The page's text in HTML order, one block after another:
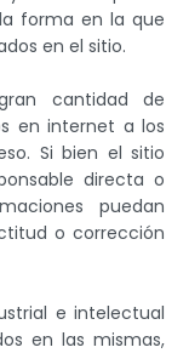
forma en la que
en el sitio.
cantidad de
en internet a los
Si bien el sitio
directa o
puedan
o corrección
e intelectual
en las mismas,